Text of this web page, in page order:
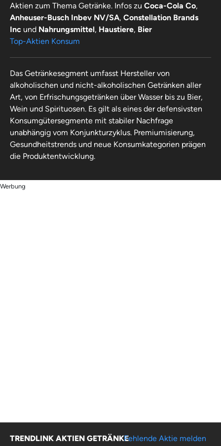
Spielzeug 0,3 30,8
KK Bandai
Namco
67,4
Aktien zum Thema Getränke. Infos zu Coca-Cola Co,
Anheuser-Busch Inbev NV/SA, Constellation Brands
Inc und Nahrungsmittel, Haustiere, Bier
Top-Aktien Konsum
Das Getränkesegment umfasst Hersteller von
alkoholischen und nicht-alkoholischen Getränken aller
Art, von Erfrischungsgetränken über Wasser bis zu Bier,
Wein und Spirituosen. Es gilt als eines der defensivsten
Konsumgütersegmente mit stabiler Nachfrage
unabhängig vom Konjunkturzyklus. Premiumisierung,
Gesundheitstrends und neue Konsumkategorien prägen
die Produktentwicklung.
Werbung
TRENDLINK AKTIEN GETRÄNKEFehlende Aktie melden